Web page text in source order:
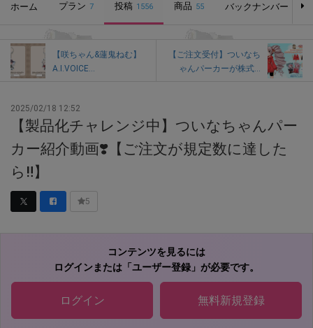
ボイスドラマに加え、フリートークコーナーや追加音源、
大前神社節分大祭・節分講社公認萌えキャラクターです。
ホーム プラン 7 投稿 1556 商品 55 バックナンバー
【咲ちゃん&蓮鬼ねむ】
A.I.VOICE...
【ご注文受付】ついなち
ゃんパーカーが株式...
2025/02/18 12:52
【製品化チャレンジ中】ついなちゃんパー
カー紹介動画❣️【ご注文が規定数に達した
ら‼️】
5
コンテンツを見るには
ログインまたは「ユーザー登録」が必要です。
ログイン 無料新規登録